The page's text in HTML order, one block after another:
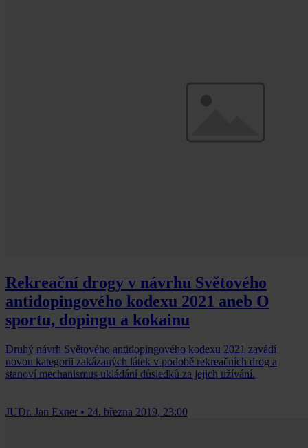
Rekreační drogy v návrhu Světového
antidopingového kodexu 2021 aneb O
sportu, dopingu a kokainu
Druhý návrh Světového antidopingového kodexu 2021 zavádí
novou kategorii zakázaných látek v podobě rekreačních drog a
stanoví mechanismus ukládání důsledků za jejich užívání.
JUDr. Jan Exner • 24. března 2019, 23:00